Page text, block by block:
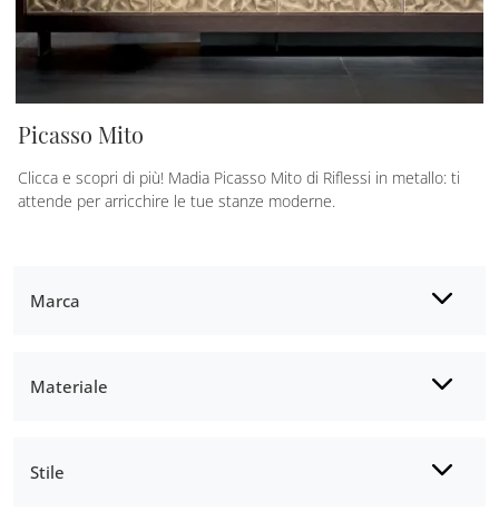
Marca
Materiale
Stile
Picasso Mito
Clicca e scopri di più! Madia Picasso Mito di Riflessi in metallo: ti
attende per arricchire le tue stanze moderne.